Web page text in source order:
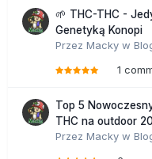
🌱 THC-THC -
Genetyką Konopi
Przez Macky w
1
Top 5
THC na outdoor
Przez Macky w